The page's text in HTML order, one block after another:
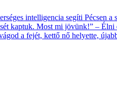
intelligencia segíti Pécsen a
kaptuk. Most mi jövünk!” – Élni
a fejét, kettő nő helyette,